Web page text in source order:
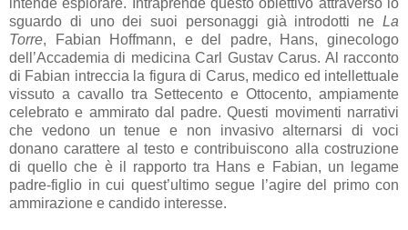
sguardo di uno dei suoi personaggi già introdotti ne La
Torre, Fabian Hoffmann, e del padre, Hans, ginecologo
dell’Accademia di medicina Carl Gustav Carus. Al racconto
di Fabian intreccia la figura di Carus, medico ed intellettuale
vissuto a cavallo tra Settecento e Ottocento, ampiamente
celebrato e ammirato dal padre. Questi movimenti narrativi
che vedono un tenue e non invasivo alternarsi di voci
donano carattere al testo e contribuiscono alla costruzione
di quello che è il rapporto tra Hans e Fabian, un legame
padre-figlio in cui quest’ultimo segue l’agire del primo con
ammirazione e candido interesse.